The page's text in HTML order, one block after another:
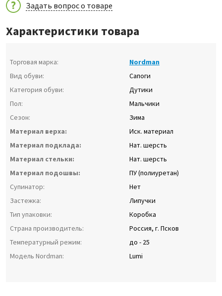
Задать вопрос о товаре
Характеристики товара
Торговая марка:
Nordman
Вид обуви:
Сапоги
Категория обуви:
Дутики
Пол:
Мальчики
Сезон:
Зима
Материал верха:
Иск. материал
Материал подклада:
Нат. шерсть
Материал стельки:
Нат. шерсть
Материал подошвы:
ПУ (полиуретан)
Супинатор:
Нет
Застежка:
Липучки
Тип упаковки:
Коробка
Страна производитель:
Россия, г. Псков
Температурный режим:
до - 25
Модель Nordman:
Lumi